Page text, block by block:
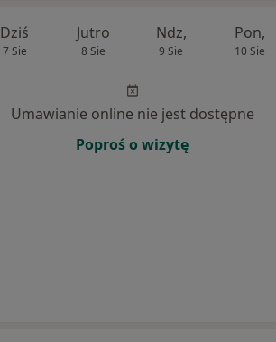
Dziś
7 Sie
Jutro
8 Sie
Ndz,
9 Sie
Pon,
10 Sie
Umawianie online nie jest dostępne
Poproś o wizytę